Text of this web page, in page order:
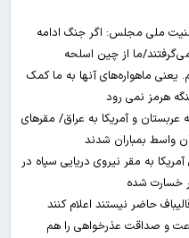
ملی مجلس: اگر جنگ ادامه
می‌گرفتند/ما از چین اسلحه
یعنی ماهواره‌های آنها به ما کمک
هرمز نمی رود
عربستان و آمریکا به عراق/ مقرهای
واسط بمباران شدند
به مقر نیروی دریایی سپاه در
خسارت شده
حاضر نیستند اعلام کنند
و صداقت عذرخواهی را هم